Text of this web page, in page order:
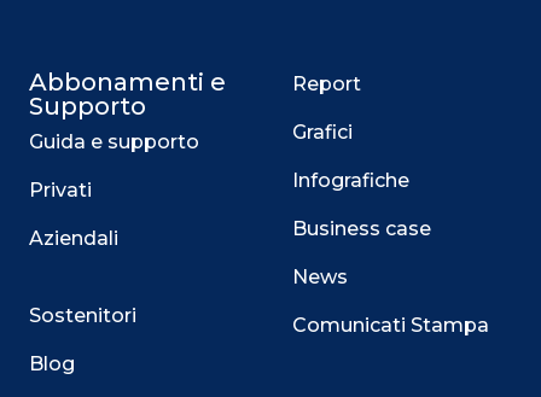
Abbonamenti e
Supporto
Guida e supporto
Privati
Aziendali
Sostenitori
Blog
Report
Grafici
Infografiche
Business case
News
Comunicati Stampa